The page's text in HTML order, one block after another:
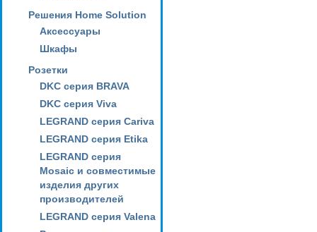
Решения Home Solution
Аксессуары
Шкафы
Розетки
DKC серия BRAVA
DKC серия Viva
LEGRAND серия Cariva
LEGRAND серия Etika
LEGRAND серия
Mosaic и совместимые
изделия других
производителей
LEGRAND серия Valena